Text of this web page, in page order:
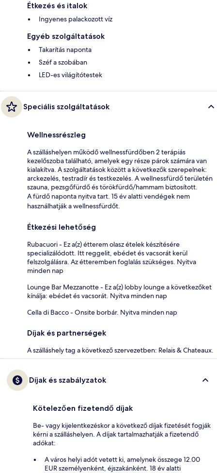
Étkezés és italok
Ingyenes palackozott víz
Egyéb szolgáltatások
Takarítás naponta
Széf a szobában
LED-es világítótestek
Speciális szolgáltatások
Wellnessrészleg
A szálláshelyen működő wellnessfürdőben 2 terápiás
kezelőszoba található, amelyek egy része párok számára van
kialakítva. A szolgáltatások között a következők szerepelnek:
arckezelés, testradír és testkezelés. A wellnessfürdő területén
szauna, pezsgőfürdő és törökfürdő/hammam biztosított.
A fürdő naponta nyitva tart. 15 év alatti vendégek nem
használhatják a wellnessfürdőt.
Étkezési lehetőség
Rubacuori - Ez a(z) étterem olasz ételek készítésére
specializálódott. Itt reggelit, ebédet és vacsorát kerül
felszolgálásra. Az étteremben foglalás szükséges. Nyitva
minden nap
Lounge Bar Mezzanotte - Ez a(z) lobby lounge a következőket
kínálja: ebédet és vacsorát. Nyitva minden nap
Cella di Bacco - Onsite borbár. Nyitva minden nap
Díjak és partnerségek
A szálláshely tag a következő szervezetben: Relais & Chateaux.
Díjak és szabályzatok
Kötelezően fizetendő díjak
Be- vagy kijelentkezéskor a következő díjak fizetését fogják
kérni a szálláshelyen. A díjak tartalmazhatják a fizetendő
adókat:
A város helyi adót vetett ki, amelynek összege 12.00
EUR személyenként, éjszakánként. 18 év alatti